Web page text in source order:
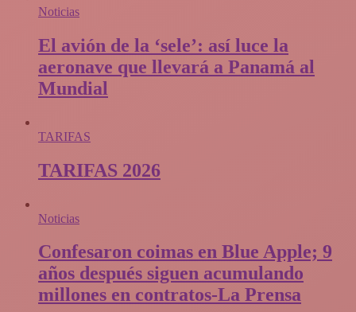
Noticias
El avión de la ‘sele’: así luce la
aeronave que llevará a Panamá al
Mundial
TARIFAS
TARIFAS 2026
Noticias
Confesaron coimas en Blue Apple; 9
años después siguen acumulando
millones en contratos-La Prensa